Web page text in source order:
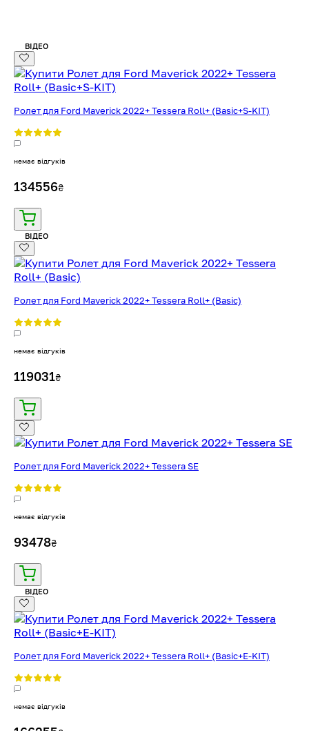
ВІДЕО
Ролет для Ford Maverick 2022+ Tessera Roll+ (Basic+S-KIT)
немає відгуків
134556₴
ВІДЕО
Ролет для Ford Maverick 2022+ Tessera Roll+ (Basic)
немає відгуків
119031₴
Ролет для Ford Maverick 2022+ Tessera SE
немає відгуків
93478₴
ВІДЕО
Ролет для Ford Maverick 2022+ Tessera Roll+ (Basic+E-KIT)
немає відгуків